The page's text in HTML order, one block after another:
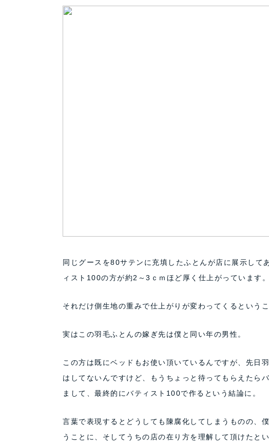
同じグースを80サテンに充填したふとんが店に展示して
ィスト100の方が約2～3ｃｍほど厚く仕上がっています。
それだけ側生地の重みで仕上がりが変わってくるという
実はこの羽毛ふとんの嫁ぎ先は僕と同い年の男性。
この方は既にベッドもお使い頂いているんですが、先日
はしてないんですけど、もうちょっと待ってもらえたら
まして、最終的にバティスト100で作るという結論に。
言葉で表現するとどうしても陳腐化してしまうものの、
うことに、そしてうちの店の在り方を理解して頂けたと